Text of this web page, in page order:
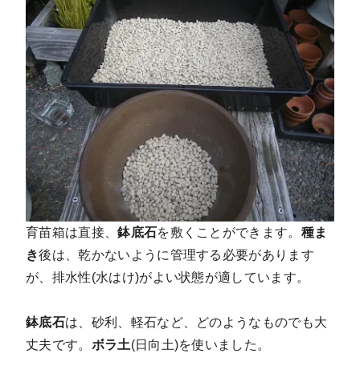
育苗箱は直接、鉢底石を敷くことができます。 種ま
き後は、乾かないように管理する必要があります
が、排水性(水はけ)がよい状態が適しています。
鉢底石は、砂利、軽石など、どのようなものでも大
丈夫です。 ボラ土(日向土)を使いました。